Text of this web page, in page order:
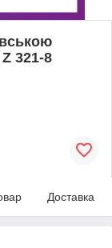
321-8
Доставка